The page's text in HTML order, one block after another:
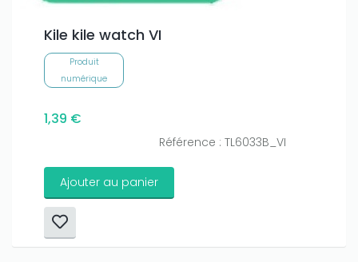
Kile kile watch VI
Produit
numérique
1,39 €
Référence : TL6033B_VI
Ajouter au panier